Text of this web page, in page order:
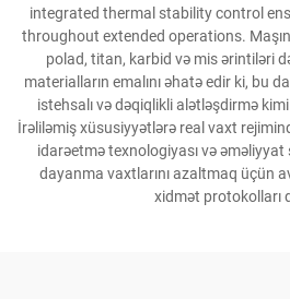
integrated thermal stability control
throughout extended operations.
polad, titan, karbid və mis ərintiləri
materialların emalını əhatə edir ki, bu
istehsalı və dəqiqlikli alətləşdirmə
İrəliləmiş xüsusiyyətlərə real vaxt
idarəetmə texnologiyası və əməliyyat
dayanma vaxtlarını azaltmaq üçün
xidmət protokolları